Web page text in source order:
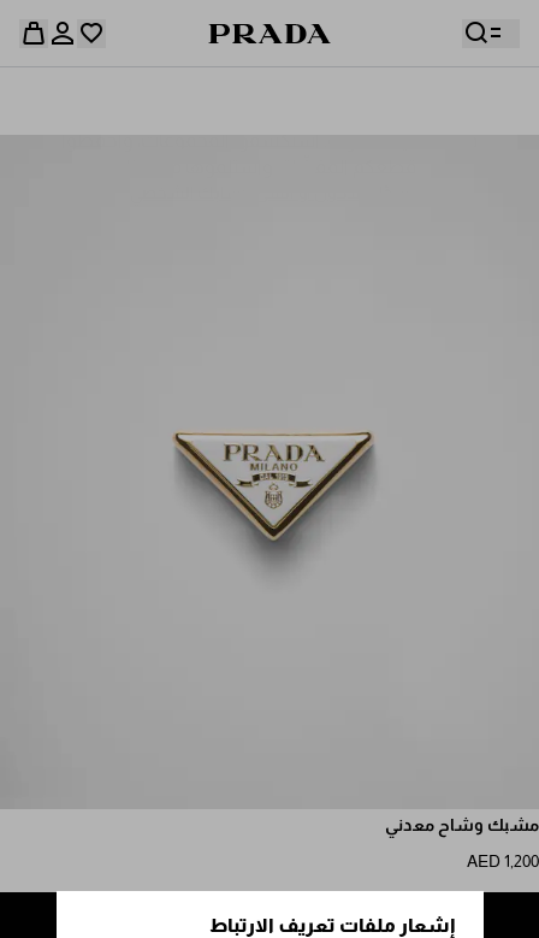
إشعار ملفات تعريف الارتباط
قائمة أمنياتك فارغة. استكشفوا المجموعات، واحفظوا
مشبك وشاح معدني
AED 1,200
إضافة إلى حقيبة التسوق